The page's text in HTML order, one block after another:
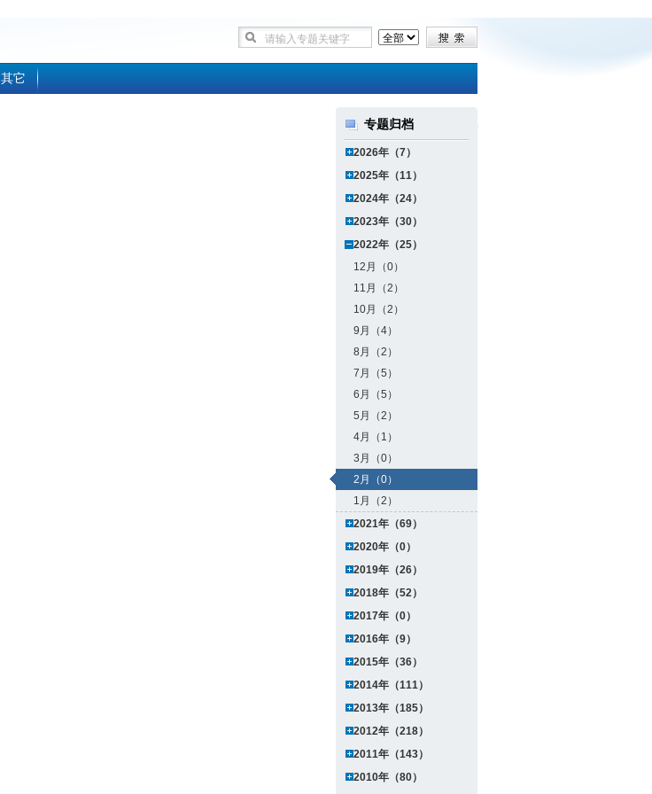
其它
专题归档
2026年（7）
2025年（11）
2024年（24）
2023年（30）
2022年（25）
12月（0）
11月（2）
10月（2）
9月（4）
8月（2）
7月（5）
6月（5）
5月（2）
4月（1）
3月（0）
2月（0）
1月（2）
2021年（69）
2020年（0）
2019年（26）
2018年（52）
2017年（0）
2016年（9）
2015年（36）
2014年（111）
2013年（185）
2012年（218）
2011年（143）
2010年（80）